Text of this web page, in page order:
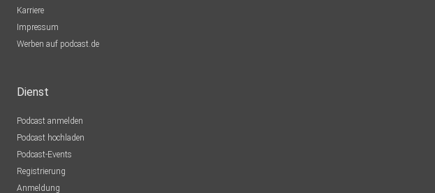
Karriere
Impressum
Werben auf podcast.de
Dienst
Podcast anmelden
Podcast hochladen
Podcast-Events
Registrierung
Anmeldung